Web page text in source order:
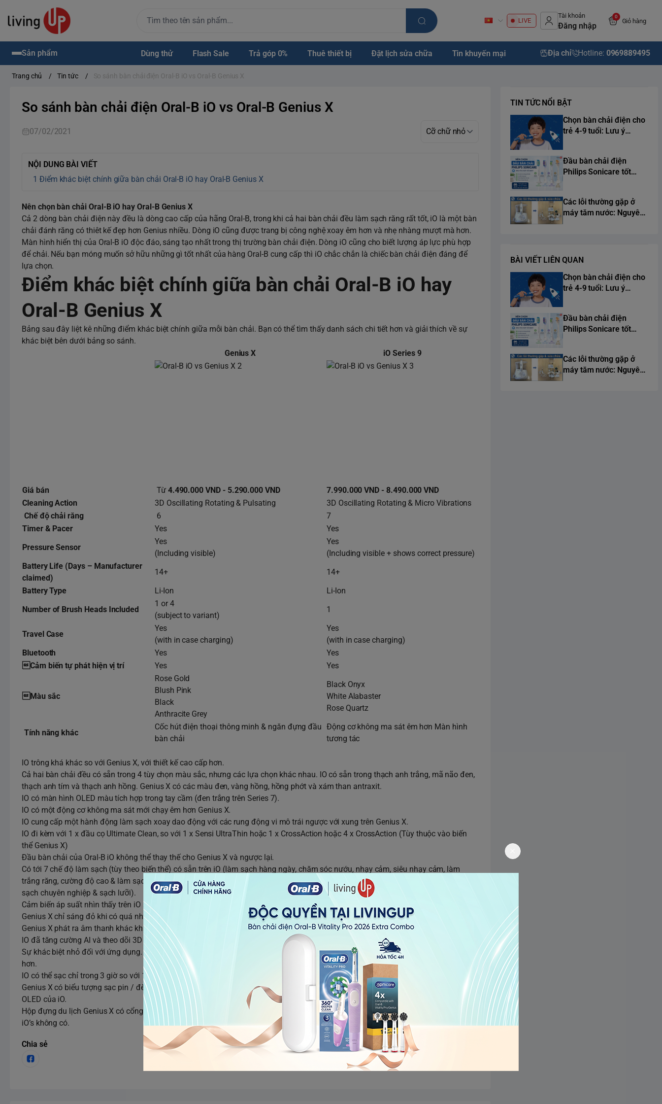
LIVE
Tài khoản
Đăng nhập
0
Giỏ hàng
Sản phẩm Dùng thử Flash Sale Trả góp 0% Thuê thiết bị Đặt lịch sửa chữa Tin khuyến mại Địa chỉ Hotline: 0969889495
Trang chủ / Tin tức / So sánh bàn chải điện Oral-B iO vs Oral-B Genius X
So sánh bàn chải điện Oral-B iO vs Oral-B Genius X
07/02/2021
NỘI DUNG BÀI VIẾT
Điểm khác biệt chính giữa bàn chải Oral-B iO hay Oral-B Genius X
Nên chọn bàn chải Oral-B iO hay Oral-B Genius X
Cả 2 dòng bàn chải điện này đều là dòng cao cấp của hãng Oral-B, trong khi cả hai bàn chải đều làm sạch răng rất tốt, iO là một bàn
chải đánh răng có thiêt kế đẹp hơn Genius nhiều. Dòng iO cũng được trang bị công nghệ xoay êm hơn và nhẹ nhàng mượt mà hơn.
Màn hình hiển thị của Oral-B iO độc đáo, sáng tạo nhất trong thị trường bàn chải điện. Dòng iO cũng cho biết lượng áp lực phù hợp
để chải. Nếu bạn móng muốn sở hữu những gì tốt nhất của hàng Oral-B cung cấp thì iO chắc chắn là chiếc bàn chải điện đáng để
lựa chọn.
Điểm khác biệt chính giữa bàn chải Oral-B iO hay
Oral-B Genius X
Bảng sau đây liệt kê những điểm khác biệt chính giữa mỗi bàn chải. Bạn có thể tìm thấy danh sách chi tiết hơn và giải thích về sự
khác biệt bên dưới bảng so sánh.
Genius X
iO Series 9
Giá bán Từ 4.490.000 VND - 5.290.000 VND
7.990.000 VND - 8.490.000 VND
Cleaning Action
3D Oscillating Rotating & Pulsating
3D Oscillating Rotating & Micro Vibrations
Chế độ chải răng
6
7
Timer & Pacer
Yes
Yes
Pressure Sensor
Yes
(Including visible)
Yes
(Including visible + shows correct pressure)
Battery Life (Days – Manufacturer
claimed)
14+
14+
Battery Type
Li-Ion
Li-Ion
Number of Brush Heads Included
1 or 4
(subject to variant)
1
Travel Case
Yes
(with in case charging)
Yes
(with in case charging)
Bluetooth
Yes
Yes
Cảm biến tự phát hiện vị trí
Yes Yes
Màu sắc
Rose Gold
Blush Pink
Black
Anthracite Grey
Black Onyx
White Alabaster
Rose Quartz
Tính năng khác
Cốc hút điện thoại thông minh & ngăn đựng đầu
bàn chải
Động cơ không ma sát êm hơn Màn hình
tương tác
IO trông khá khác so với Genius X, với thiết kế cao cấp hơn.
Cả hai bàn chải đều có sẵn trong 4 tùy chọn màu sắc, nhưng các lựa chọn khác nhau. IO có sẵn trong thạch anh trắng, mã não đen,
thạch anh tím và thạch anh hồng. Genius X có các màu đen, vàng hồng, hồng phớt và xám than antraxit.
IO có màn hình OLED màu tích hợp trong tay cầm (đen trắng trên Series 7).
IO có một động cơ không ma sát mới chạy êm hơn Genius X.
IO cung cấp một hành động làm sạch xoay dao động với các rung động vi mô trái ngược với xung trên Genius X.
IO đi kèm với 1 x đầu cọ Ultimate Clean, so với 1 x Sensi UltraThin hoặc 1 x CrossAction hoặc 4 x CrossAction (Tùy thuộc vào biến
thể Genius X)
Đầu bàn chải của Oral-B iO không thể thay thế cho Genius X và ngược lại.
Có tới 7 chế độ làm sạch (tùy theo biến thể) có sẵn trên iO (làm sạch hàng ngày, chăm sóc nướu, nhạy cảm, siêu nhạy cảm, làm
trắng răng, cường độ cao & làm sạch lưỡi) so với 6 chế độ trên Genius (làm sạch hàng ngày, chăm sóc nướu, nhạy cảm, làm trắng,
sạch chuyên nghiệp & sạch lưỡi).
Cảm biến áp suất nhìn thấy trên iO sáng lên màu xanh lục khi áp dụng đúng lượng áp suất và màu đỏ khi sử dụng quá nhiều lực.
Genius X chỉ sáng đỏ khi có quá nhiều áp lực.
Genius X phát ra âm thanh khác khi cảm biến áp suất được kích hoạt, iO thì không.
IO đã tăng cường AI và theo dõi 3D sạch hơn so với Genius X.
Sự khác biệt nhỏ đối với ứng dụng. (Theo dõi 3D không khả dụng với Dòng 7 & 8) IO có đế sạc từ tính so với đế sạc Oral-B phổ biến
hơn.
IO có thể sạc chỉ trong 3 giờ so với 12 giờ của Genius X.
Genius X có biểu tượng sạc pin / đèn LED ở mặt trước của tay cầm bàn chải. Thông tin này được hiển thị chi tiết hơn trên màn hình
OLED của iO.
Hộp đựng du lịch Genius X có cổng USB mà bao da iO’s không có. Hộp đựng du lịch Genius X có giá đỡ điện thoại thông minh mà
iO’s không có.
Chia sẻ
TIN TỨC NỔI BẬT
Chọn bàn chải điện cho
trẻ 4-9 tuổi: Lưu ý
Đầu bàn chải điện
Philips Sonicare tốt
Các lỗi thường gặp ở
máy tăm nước: Nguyên
BÀI VIẾT LIÊN QUAN
Chọn bàn chải điện cho
trẻ 4-9 tuổi: Lưu ý
Đầu bàn chải điện
Philips Sonicare tốt
Các lỗi thường gặp ở
máy tăm nước: Nguyên